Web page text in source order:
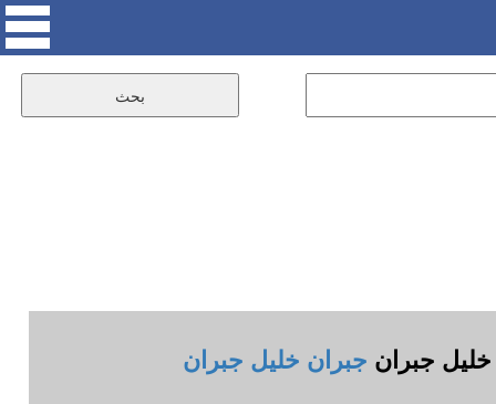
خليل جبران جبران خليل جبران